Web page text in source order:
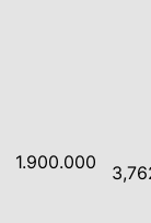
1.900.000